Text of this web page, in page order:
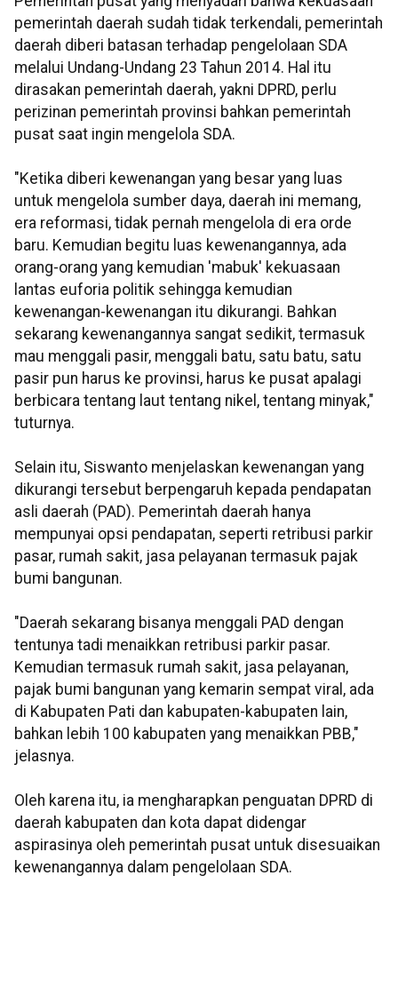
pemerintah daerah sudah tidak terkendali, pemerintah
daerah diberi batasan terhadap pengelolaan SDA
melalui Undang-Undang 23 Tahun 2014. Hal itu
dirasakan pemerintah daerah, yakni DPRD, perlu
perizinan pemerintah provinsi bahkan pemerintah
pusat saat ingin mengelola SDA.
"Ketika diberi kewenangan yang besar yang luas
untuk mengelola sumber daya, daerah ini memang,
era reformasi, tidak pernah mengelola di era orde
baru. Kemudian begitu luas kewenangannya, ada
orang-orang yang kemudian 'mabuk' kekuasaan
lantas euforia politik sehingga kemudian
kewenangan-kewenangan itu dikurangi. Bahkan
sekarang kewenangannya sangat sedikit, termasuk
mau menggali pasir, menggali batu, satu batu, satu
pasir pun harus ke provinsi, harus ke pusat apalagi
berbicara tentang laut tentang nikel, tentang minyak,"
tuturnya.
Selain itu, Siswanto menjelaskan kewenangan yang
dikurangi tersebut berpengaruh kepada pendapatan
asli daerah (PAD). Pemerintah daerah hanya
mempunyai opsi pendapatan, seperti retribusi parkir
pasar, rumah sakit, jasa pelayanan termasuk pajak
bumi bangunan.
"Daerah sekarang bisanya menggali PAD dengan
tentunya tadi menaikkan retribusi parkir pasar.
Kemudian termasuk rumah sakit, jasa pelayanan,
pajak bumi bangunan yang kemarin sempat viral, ada
di Kabupaten Pati dan kabupaten-kabupaten lain,
bahkan lebih 100 kabupaten yang menaikkan PBB,"
jelasnya.
Oleh karena itu, ia mengharapkan penguatan DPRD di
daerah kabupaten dan kota dapat didengar
aspirasinya oleh pemerintah pusat untuk disesuaikan
kewenangannya dalam pengelolaan SDA.